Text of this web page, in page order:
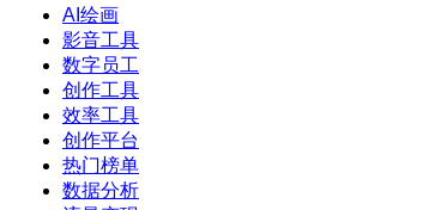
AI绘画
影音工具
数字员工
创作工具
效率工具
创作平台
热门榜单
数据分析